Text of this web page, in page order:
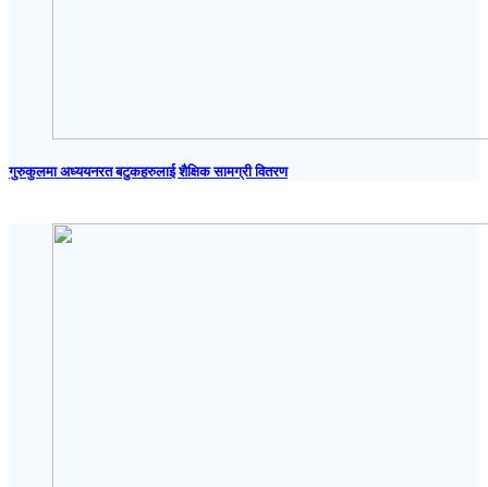
गुरुकुलमा अध्ययनरत बटुकहरुलाई शैक्षिक सामग्री वितरण